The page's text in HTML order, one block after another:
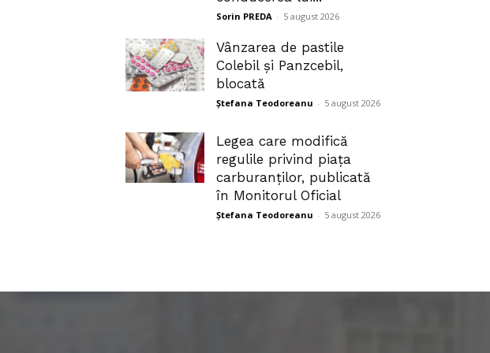
Sorin PREDA - 5 august 2026
Vânzarea de pastile
Colebil și Panzcebil,
blocată
Ștefana Teodoreanu - 5 august 2026
Legea care modifică
regulile privind piața
carburanților, publicată
în Monitorul Oficial
Ștefana Teodoreanu - 5 august 2026